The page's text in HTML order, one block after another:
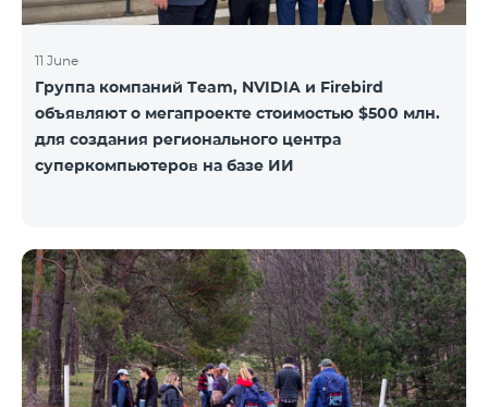
11 June
Группа компаний Team, NVIDIA и Firebird
объявляют о мегапроекте стоимостью $500 млн.
для создания регионального центра
суперкомпьютеров на базе ИИ